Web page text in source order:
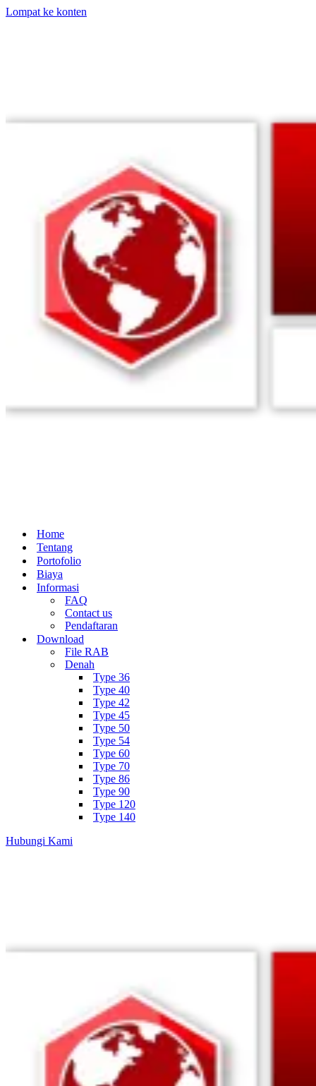
Lompat ke konten
Home
Tentang
Portofolio
Biaya
Informasi
FAQ
Contact us
Pendaftaran
Download
File RAB
Denah
Type 36
Type 40
Type 42
Type 45
Type 50
Type 54
Type 60
Type 70
Type 86
Type 90
Type 120
Type 140
Hubungi Kami